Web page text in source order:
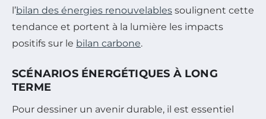
l’bilan des énergies renouvelables soulignent cette
tendance et portent à la lumière les impacts
positifs sur le bilan carbone.
SCÉNARIOS ÉNERGÉTIQUES À LONG
TERME
Pour dessiner un avenir durable, il est essentiel